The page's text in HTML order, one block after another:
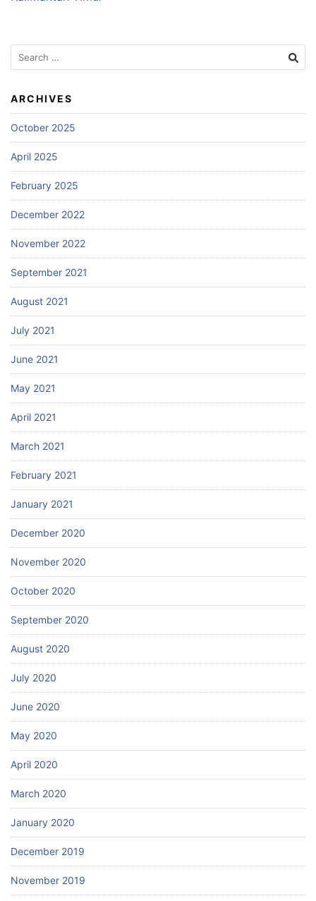
Search
for:
ARCHIVES
October 2025
April 2025
February 2025
December 2022
November 2022
September 2021
August 2021
July 2021
June 2021
May 2021
April 2021
March 2021
February 2021
January 2021
December 2020
November 2020
October 2020
September 2020
August 2020
July 2020
June 2020
May 2020
April 2020
March 2020
January 2020
December 2019
November 2019